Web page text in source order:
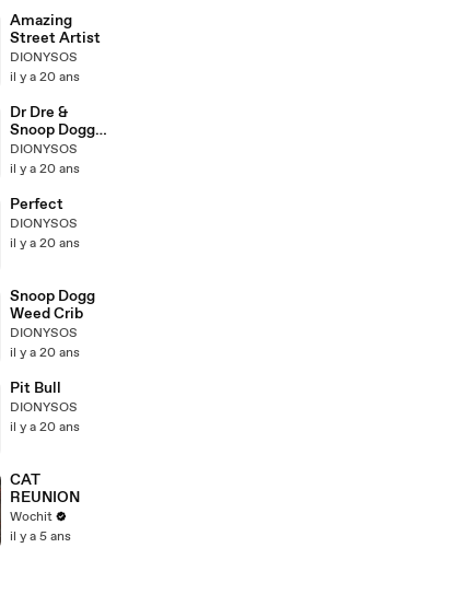
Amazing
Street Artist
DIONYSOS
il y a 20 ans
Dr Dre &
Snoop Doggy
Dogg
DIONYSOS
il y a 20 ans
Perfect
DIONYSOS
il y a 20 ans
Snoop Dogg
Weed Crib
DIONYSOS
il y a 20 ans
Pit Bull
DIONYSOS
il y a 20 ans
CAT
REUNION
Wochit
il y a 5 ans